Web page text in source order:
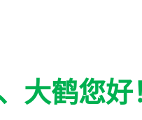
大鹤您